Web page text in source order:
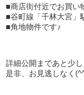
■商店街付近でお買い
■谷町線「千林大宮」
■角地物件です♪
詳細公開まであと少し
是非、お見逃しなく